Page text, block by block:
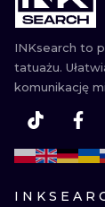
INKsearch to
tatuażu.
komunikację